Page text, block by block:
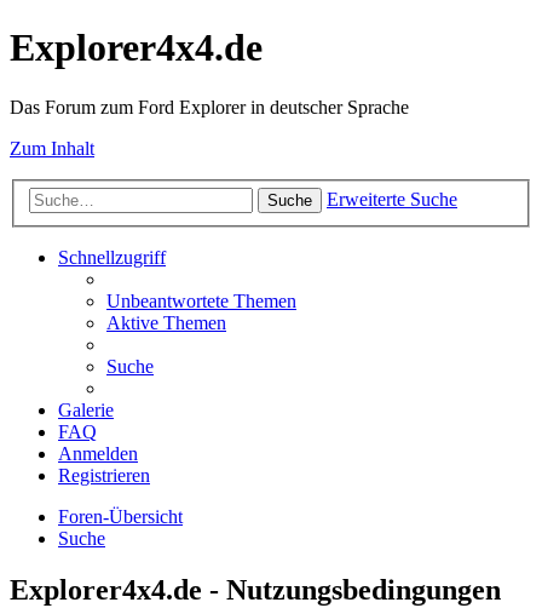
Explorer4x4.de
Das Forum zum Ford Explorer in deutscher Sprache
Zum Inhalt
Suche Erweiterte Suche
Schnellzugriff
Unbeantwortete Themen
Aktive Themen
Suche
Galerie
FAQ
Anmelden
Registrieren
Foren-Übersicht
Suche
Explorer4x4.de - Nutzungsbedingungen